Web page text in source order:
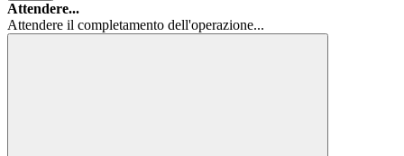
Attendere...
Attendere il completamento dell'operazione...